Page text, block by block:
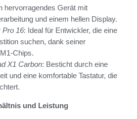
hervorragendes Gerät mit
und einem hellen Display.
Pro 16: Ideal für Entwickler, die eine
suchen, dank seiner
Chips.
X1 Carbon: Besticht durch eine
und eine komfortable Tastatur, die
und Leistung